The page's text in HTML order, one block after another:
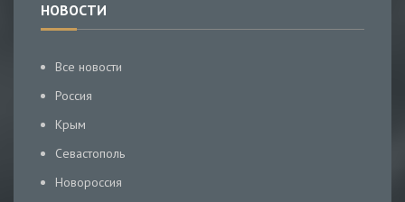
НОВОСТИ
Все новости
Россия
Крым
Севастополь
Новороссия